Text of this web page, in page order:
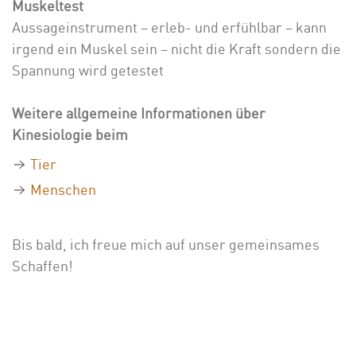
Muskeltest
Aussageinstrument – erleb- und erfühlbar – kann
irgend ein Muskel sein – nicht die Kraft sondern die
Spannung wird getestet
Weitere allgemeine Informationen über
Kinesiologie beim
Tier
Menschen
Bis bald, ich freue mich auf unser gemeinsames
Schaffen!